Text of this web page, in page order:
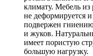
климату. Мебель из
не деформируется
подвержен
и жуков.
имеет пористую
большую нагрузку.